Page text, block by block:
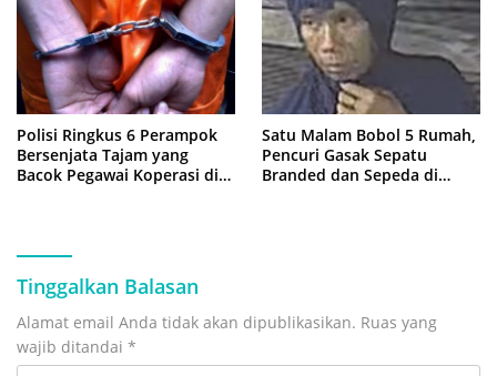
Polisi Ringkus 6 Perampok
Bersenjata Tajam yang
Bacok Pegawai Koperasi di
Satu Malam Bobol 5 Rumah,
Pencuri Gasak Sepatu
Branded dan Sepeda di
Tinggalkan Balasan
Alamat email Anda tidak akan dipublikasikan. Ruas yang
wajib ditandai *